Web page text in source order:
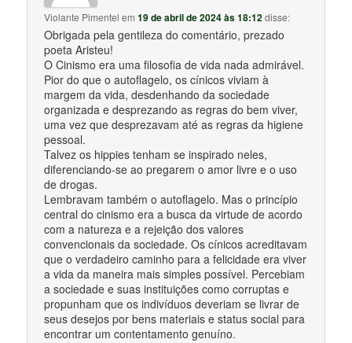
Violante Pimentel em19 de abril de 2024 às 18:12disse:
Obrigada pela gentileza do comentário, prezado
poeta Aristeu!
O Cinismo era uma filosofia de vida nada admirável.
Pior do que o autoflagelo, os cínicos viviam à
margem da vida, desdenhando da sociedade
organizada e desprezando as regras do bem viver,
uma vez que desprezavam até as regras da higiene
pessoal.
Talvez os hippies tenham se inspirado neles,
diferenciando-se ao pregarem o amor livre e o uso
de drogas.
Lembravam também o autoflagelo. Mas o princípio
central do cinismo era a busca da virtude de acordo
com a natureza e a rejeição dos valores
convencionais da sociedade. Os cínicos acreditavam
que o verdadeiro caminho para a felicidade era viver
a vida da maneira mais simples possível. Percebiam
a sociedade e suas instituições como corruptas e
propunham que os indivíduos deveriam se livrar de
seus desejos por bens materiais e status social para
encontrar um contentamento genuíno.